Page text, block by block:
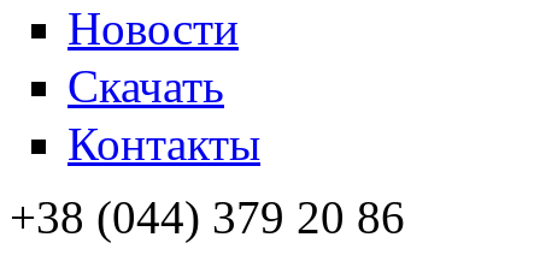
Новости
Скачать
Контакты
+38 (044) 379 20 86